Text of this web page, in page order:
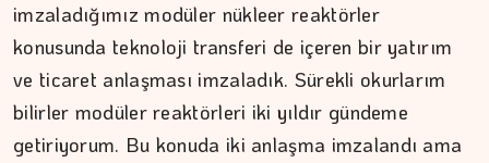
imzaladığımız modüler nükleer reaktörler
konusunda teknoloji transferi de içeren bir yatırım
ve ticaret anlaşması imzaladık. Sürekli okurlarım
bilirler modüler reaktörleri iki yıldır gündeme
getiriyorum. Bu konuda iki anlaşma imzalandı ama